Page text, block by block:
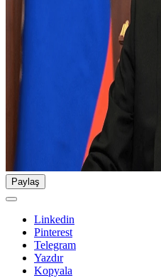
Paylaş
Linkedin
Pinterest
Telegram
Yazdır
Kopyala